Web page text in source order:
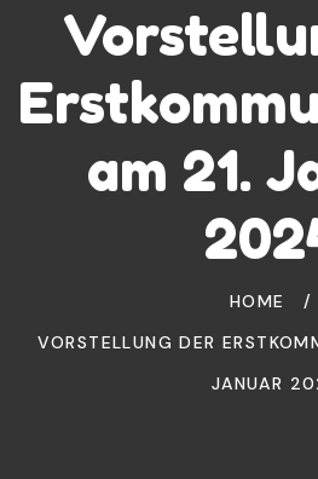
am 21.
HOME
/
VORSTELLUNG DER
JANUAR